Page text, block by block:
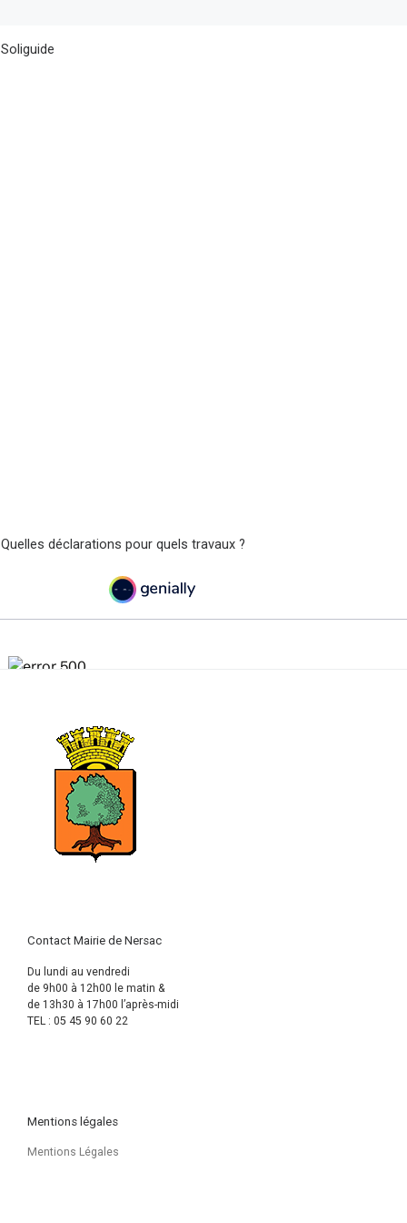
déclarations pour quels travaux ?
Contact Mairie de Nersac
Du lundi au vendredi
de 9h00 à 12h00 le matin &
de 13h30 à 17h00 l’après-midi
TEL : 05 45 90 60 22
Mentions légales
Mentions Légales